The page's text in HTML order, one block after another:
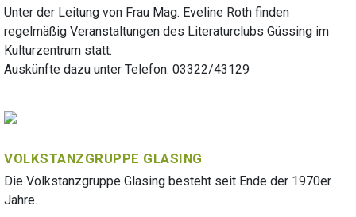
Unter der Leitung von Frau Mag. Eveline Roth finden
regelmäßig Veranstaltungen des Literaturclubs Güssing im
Kulturzentrum statt.
Auskünfte dazu unter Telefon: 03322/43129
VOLKSTANZGRUPPE GLASING
Die Volkstanzgruppe Glasing besteht seit Ende der 1970er
Jahre.